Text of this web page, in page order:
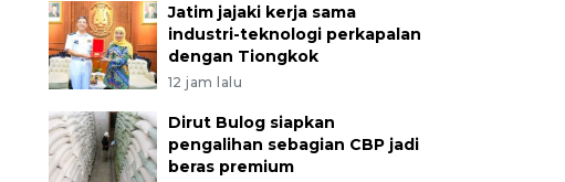
Jatim jajaki kerja sama
industri-teknologi perkapalan
dengan Tiongkok
12 jam lalu
Dirut Bulog siapkan
pengalihan sebagian CBP jadi
beras premium